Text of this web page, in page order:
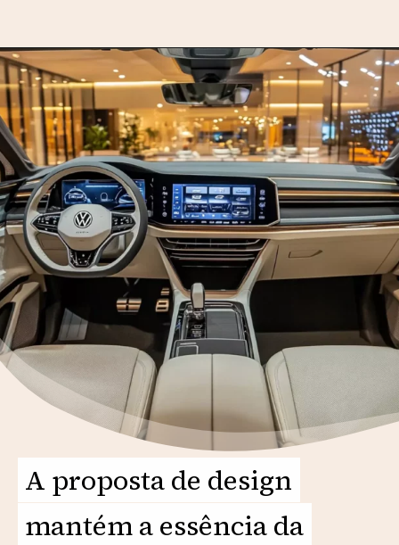
Opening https://motorprime.com.br/nova-vw-santana-quantum-sportline-2026-a-station-wagon-reimaginada/
A proposta de design
mantém a essência da
A proposta de design
mantém a essência da